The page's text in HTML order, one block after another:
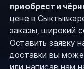
приобрести
цене в
заказы, широкий
Оставить заявку
доставки вы